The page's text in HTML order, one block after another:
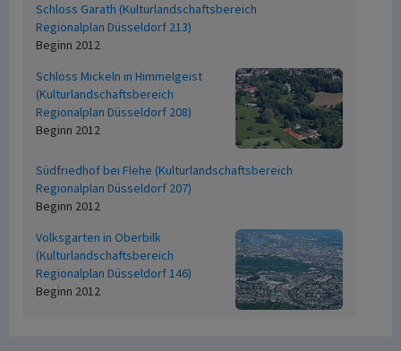
Schloss Garath (Kulturlandschaftsbereich
Regionalplan Düsseldorf 213)
Beginn 2012
Schloss Mickeln in Himmelgeist
(Kulturlandschaftsbereich
Regionalplan Düsseldorf 208)
Beginn 2012
Südfriedhof bei Flehe (Kulturlandschaftsbereich
Regionalplan Düsseldorf 207)
Beginn 2012
Volksgarten in Oberbilk
(Kulturlandschaftsbereich
Regionalplan Düsseldorf 146)
Beginn 2012